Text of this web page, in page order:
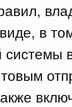
в